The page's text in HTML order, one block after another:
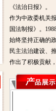
《法治日报》。
作为中政委机关
国法制报》。
始终坚持正确的
民主法治建设、
作出了积极贡献